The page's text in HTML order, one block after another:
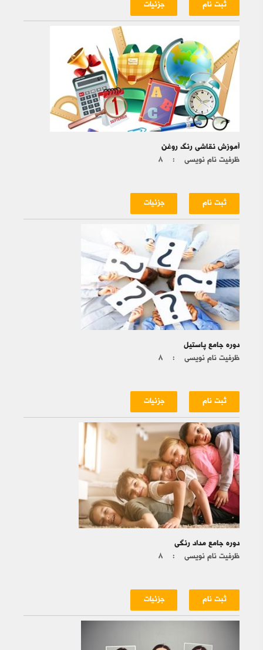
ثبت نام جزئیات
آموزش نقاشی رنگ روغن
ظرفیت نام نویسی : ۸
ثبت نام جزئیات
دوره جامع پاستیل
ظرفیت نام نویسی : ۸
ثبت نام جزئیات
دوره جامع مداد رنگی
ظرفیت نام نویسی : ۸
ثبت نام جزئیات